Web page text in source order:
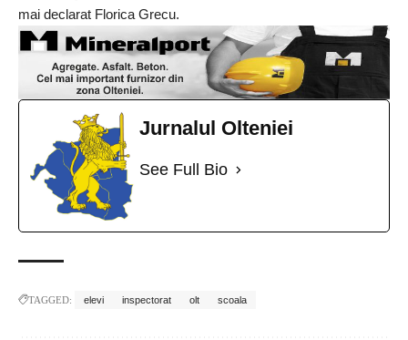
mai declarat Florica Grecu.
Jurnalul Olteniei
See Full Bio
TAGGED: elevi inspectorat olt scoala